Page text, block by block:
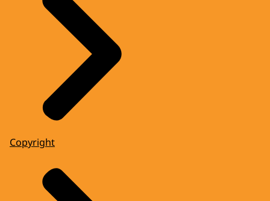
Copyright